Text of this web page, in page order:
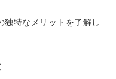
特なメリットを了解し